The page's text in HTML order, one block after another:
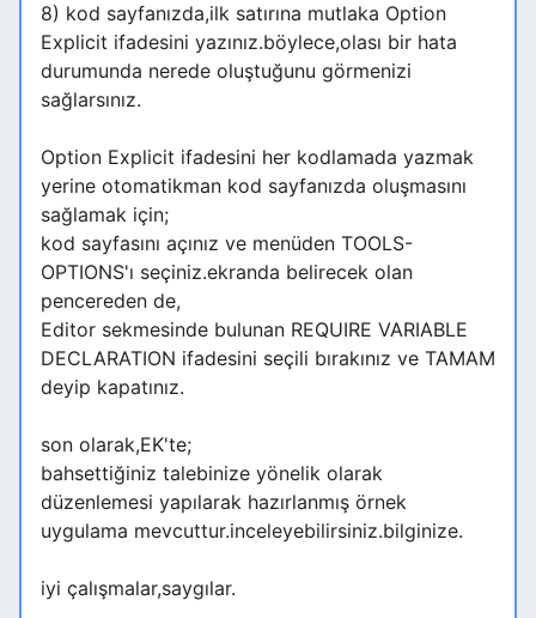
8) kod sayfanızda,ilk satırına mutlaka Option
Explicit ifadesini yazınız.böylece,olası bir hata
durumunda nerede oluştuğunu görmenizi
sağlarsınız.
Option Explicit ifadesini her kodlamada yazmak
yerine otomatikman kod sayfanızda oluşmasını
sağlamak için;
kod sayfasını açınız ve menüden TOOLS-
OPTIONS'ı seçiniz.ekranda belirecek olan
pencereden de,
Editor sekmesinde bulunan REQUIRE VARIABLE
DECLARATION ifadesini seçili bırakınız ve TAMAM
deyip kapatınız.
son olarak,EK'te;
bahsettiğiniz talebinize yönelik olarak
düzenlemesi yapılarak hazırlanmış örnek
uygulama mevcuttur.inceleyebilirsiniz.bilginize.
iyi çalışmalar,saygılar.